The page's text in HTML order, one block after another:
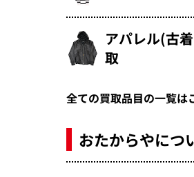
アパレル(古
取
全ての買取品目の一覧は
おたからやにつ